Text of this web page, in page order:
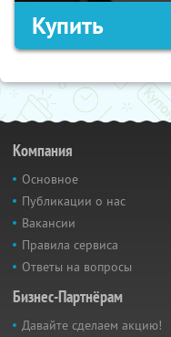
Купить
Компания
Основное
Публикации о нас
Вакансии
Правила сервиса
Ответы на вопросы
Бизнес-Партнёрам
Давайте сделаем акцию!